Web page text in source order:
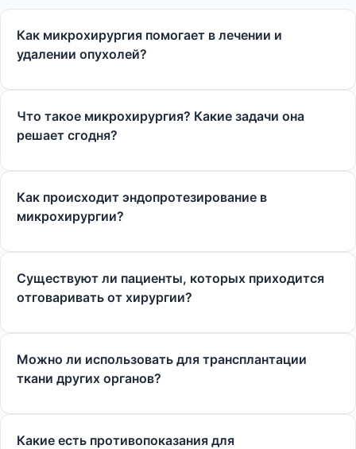
Как микрохирургия помогает в лечении и
удалении опухолей?
Что такое микрохирургия? Какие задачи она
решает сгодня?
Как происходит эндопротезирование в
микрохирургии?
Существуют ли пациенты, которых приходится
отговаривать от хирургии?
Можно ли использовать для трансплантации
ткани других органов?
Какие есть противопоказания для